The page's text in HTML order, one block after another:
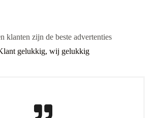
klanten zijn de beste advertenties
gelukkig, wij gelukkig